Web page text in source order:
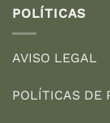
POLÍTICAS
AVISO LEGAL
POLÍTICAS DE